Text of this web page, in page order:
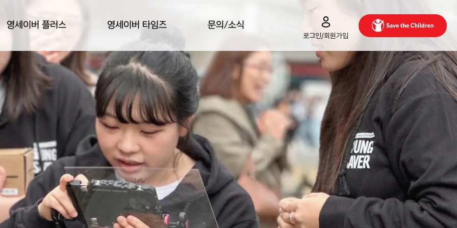
영세이버 플러스 영세이버 타임즈 문의/소식
로그인/회원가입